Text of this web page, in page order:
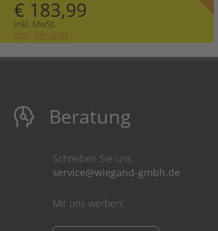
€ 183,99
inkl. MwSt.
zzgl. Versand
Beratung
Schreiben Sie uns:
service@wiegand-gmbh.de
Mit uns werben!